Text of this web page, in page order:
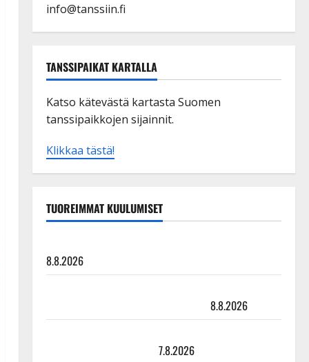
info@tanssiin.fi
TANSSIPAIKAT KARTALLA
Katso kätevästä kartasta Suomen
tanssipaikkojen sijainnit.
Klikkaa tästä!
TUOREIMMAT KUULUMISET
8.8.2026
8.8.2026
7.8.2026